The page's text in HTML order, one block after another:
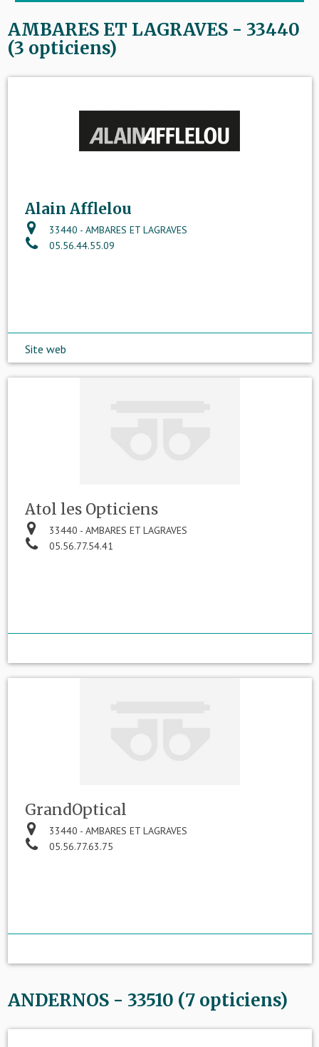
AMBARES ET LAGRAVES - 33440
(3 opticiens)
Alain Afflelou
33440 - AMBARES ET LAGRAVES
05.56.44.55.09
Site web
Atol les Opticiens
33440 - AMBARES ET LAGRAVES
05.56.77.54.41
GrandOptical
33440 - AMBARES ET LAGRAVES
05.56.77.63.75
ANDERNOS - 33510 (7 opticiens)